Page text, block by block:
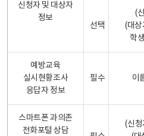
신청자 및 대상자
정보
선택
(
(대상
학
예방교육
실시현황조사
응답자 정보
필수 이
스마트폰 과의존
전화포털 상담
(신청